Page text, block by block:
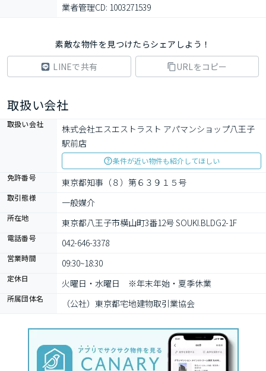
業者管理CD: 1003271539
素敵な物件を見つけたらシェアしよう！
LINEで共有
URLをコピー
取扱い会社
取扱い会社
株式会社エスエストラスト アパマンショップ八王子
駅前店
条件が近い物件も紹介してほしい
免許番号
東京都知事（８）第６３９１５号
取引態様 一般媒介
所在地 東京都八王子市横山町3番12号 SOUKI.BLDG2-1F
電話番号 042-646-3378
営業時間 09:30~18:30
定休日 火曜日・水曜日　※年末年始・夏季休業
所属団体名 （公社）東京都宅地建物取引業協会